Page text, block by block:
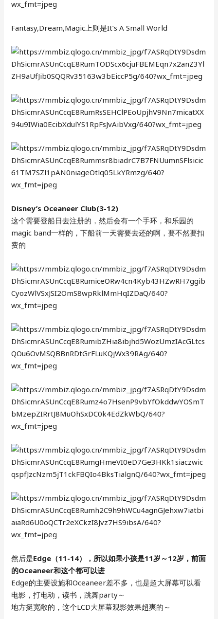
Fantasy,Dream,Magic上则是It’s A Small World
Disney’s Oceaneer Club(3-12)
这个需要登船日去注册的，然后会有一个手环，和乐园的
magic band一样的，下船前一天需要去还的啊，要不然要扣
费的
然后是Edge（11-14），所以如果小孩是11岁～12岁，前面
的Oceaneer和这个都可以进
Edge的主要设施和Oceaneer差不多，也是超大屏幕可以看
电影，打电动，读书，跳舞party～
地方挺宽敞的，这个LCD大屏幕观影效果超爽的～